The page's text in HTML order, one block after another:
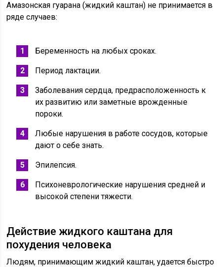
Амазонская гуарана (жидкий каштан) не принимается в
ряде случаев:
Беременность на любых сроках.
Период лактации.
Заболевания сердца, предрасположенность к
их развитию или заметные врожденные
пороки.
Любые нарушения в работе сосудов, которые
дают о себе знать.
Эпилепсия.
Психоневрологические нарушения средней и
высокой степени тяжести.
Действие жидкого каштана для
похудения человека
Людям, принимающим жидкий каштан, удается быстро